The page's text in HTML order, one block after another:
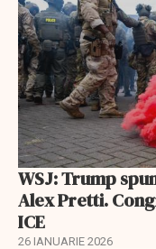
WSJ: Trump
Alex Pretti.
ICE
26 IANUARIE 2026